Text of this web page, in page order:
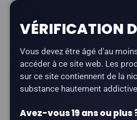
Partager :
Description
Juice Head - Ananas-
VÉRIFICATION
Vous devez être âgé d'au
accéder à ce site web. Les
sur ce site contiennent de la
substance hautement
Avez-vous 19 ans ou plus